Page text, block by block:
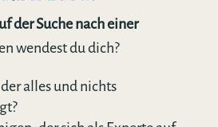
der Suche nach einer
wendest du dich?
alles und nichts